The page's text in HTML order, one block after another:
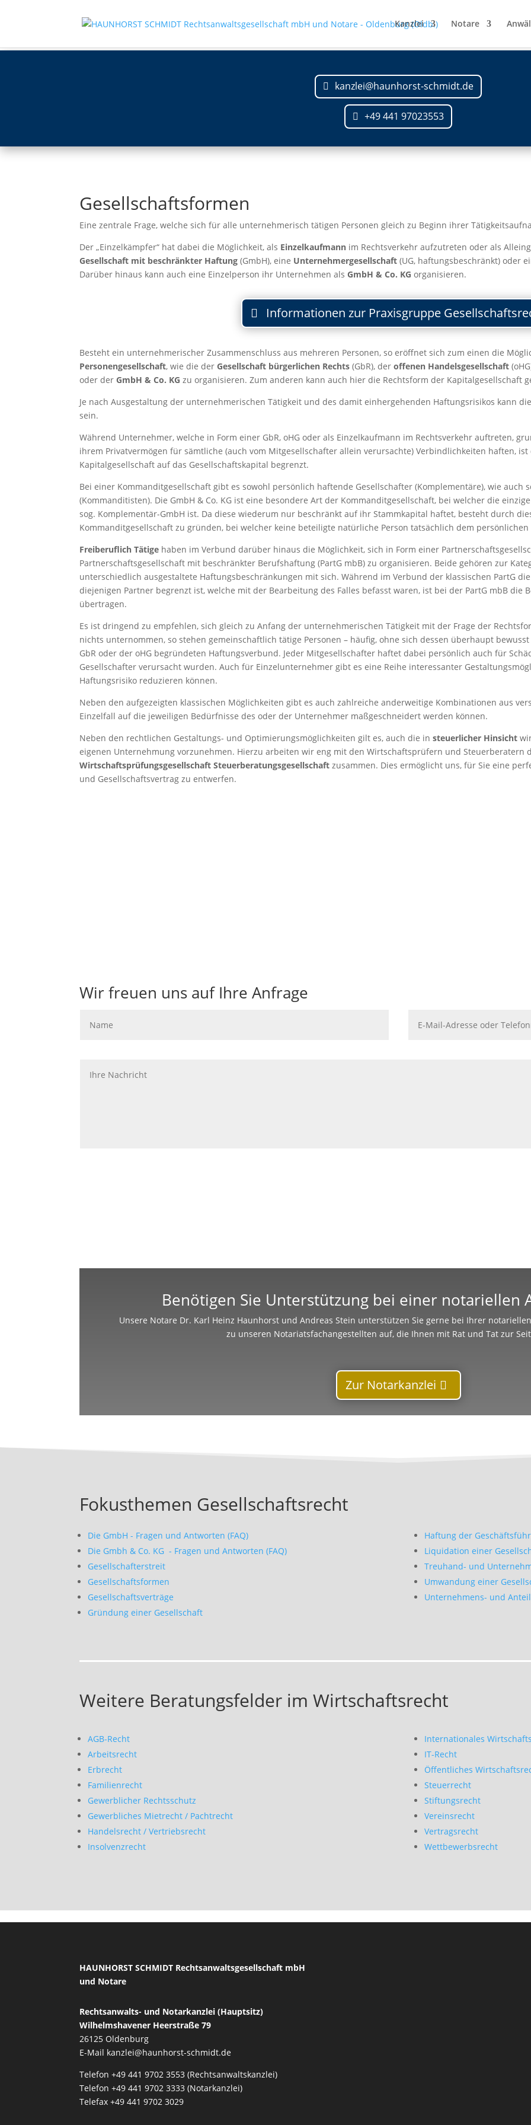
Kanzlei Notare
kanzlei@haunhorst-schmidt.de
+49 441 97023553
Gesellschaftsformen
Eine zentrale Frage, welche sich für alle unternehmerisch tätigen Personen gleich zu Beginn ihrer
Der „Einzelkämpfer“ hat dabei die Möglichkeit, als Einzelkaufmann im Rechtsverkehr aufzutreten oder als
Gesellschaft mit beschränkter Haftung(GmbH), eine Unternehmergesellschaft (UG, haftungsbeschränkt) oder
Darüber hinaus kann auch eine Einzelperson ihr Unternehmen alsGmbH & Co. KGorganisieren.
Informationen zur Praxisgruppe
Besteht ein unternehmerischer Zusammenschluss aus mehreren Personen, so eröffnet sich zum einen die
Personengesellschaft, wie die derGesellschaft bürgerlichen Rechts (GbR), deroffenen Handelsgesellschaft
oder derGmbH & Co. KG zu organisieren. Zum anderen kann auch hier die Rechtsform der Kapitalgesellschaft
Je nach Ausgestaltung der unternehmerischen Tätigkeit und des damit einhergehenden Haftungsrisikos kann
sein.
Während Unternehmer, welche in Form einer GbR, oHG oder als Einzelkaufmann im Rechtsverkehr auftreten,
ihrem Privatvermögen für sämtliche (auch vom Mitgesellschafter allein verursachte) Verbindlichkeiten haften, ist
Kapitalgesellschaft auf das Gesellschaftskapital begrenzt.
Bei einer Kommanditgesellschaft gibt es sowohl persönlich haftende Gesellschafter (Komplementäre), wie auch
(Kommanditisten). Die GmbH & Co. KG ist eine besondere Art der Kommanditgesellschaft, bei welcher die
sog. Komplementär-GmbH ist. Da diese wiederum nur beschränkt auf ihr Stammkapital haftet, besteht durch
Kommanditgesellschaft zu gründen, bei welcher keine beteiligte natürliche Person tatsächlich dem
Freiberuflich Tätige haben im Verbund darüber hinaus die Möglichkeit, sich in Form einer
Partnerschaftsgesellschaft mit beschränkter Berufshaftung (PartG mbB) zu organisieren. Beide gehören zur
unterschiedlich ausgestaltete Haftungsbeschränkungen mit sich. Während im Verbund der klassischen PartG
diejenigen Partner begrenzt ist, welche mit der Bearbeitung des Falles befasst waren, ist bei der PartG mbB die
übertragen.
Es ist dringend zu empfehlen, sich gleich zu Anfang der unternehmerischen Tätigkeit mit der Frage der
nichts unternommen, so stehen gemeinschaftlich tätige Personen – häufig, ohne sich dessen überhaupt
GbR oder der oHG begründeten Haftungsverbund. Jeder Mitgesellschafter haftet dabei persönlich auch für
Gesellschafter verursacht wurden. Auch für Einzelunternehmer gibt es eine Reihe interessanter
Haftungsrisiko reduzieren können.
Neben den aufgezeigten klassischen Möglichkeiten gibt es auch zahlreiche anderweitige Kombinationen aus
Einzelfall auf die jeweiligen Bedürfnisse des oder der Unternehmer maßgeschneidert werden können.
Neben den rechtlichen Gestaltungs- und Optimierungsmöglichkeiten gilt es, auch die insteuerlicher Hinsicht
eigenen Unternehmung vorzunehmen. Hierzu arbeiten wir eng mit den Wirtschaftsprüfern und Steuerberatern
Wirtschaftsprüfungsgesellschaft Steuerberatungsgesellschaft zusammen. Dies ermöglicht uns, für Sie eine
und Gesellschaftsvertrag zu entwerfen.
Wir freuen uns auf Ihre Anfrage
Benötigen Sie Unterstützung bei einer notariellen
Unsere Notare Dr. Karl Heinz Haunhorst und Andreas Stein unterstützen Sie gerne bei Ihrer
zu unseren Notariatsfachangestellten auf, die Ihnen mit Rat und Tat zur
Zur Notarkanzlei
Fokusthemen Gesellschaftsrecht
Die GmbH - Fragen und Antworten (FAQ)
Die Gmbh & Co. KG - Fragen und Antworten (FAQ)
Gesellschafterstreit
Gesellschaftsformen
Gesellschaftsverträge
Gründung einer Gesellschaft
Haftung der
Liquidation einer
Treuhand- und
Umwandung einer
Unternehmens- und
Weitere Beratungsfelder im Wirtschaftsrecht
AGB-Recht
Arbeitsrecht
Erbrecht
Familienrecht
Gewerblicher Rechtsschutz
Gewerbliches Mietrecht / Pachtrecht
Handelsrecht / Vertriebsrecht
Insolvenzrecht
Internationales
IT-Recht
Öffentliches
Steuerrecht
Stiftungsrecht
Vereinsrecht
Vertragsrecht
Wettbewerbsrecht
HAUNHORST SCHMIDT Rechtsanwaltsgesellschaft mbH
und Notare
Rechtsanwalts- und Notarkanzlei (Hauptsitz)
Wilhelmshavener Heerstraße 79
26125 Oldenburg
E-Mail kanzlei@haunhorst-schmidt.de
Telefon +49 441 9702 3553 (Rechtsanwaltskanzlei)
Telefon +49 441 9702 3333 (Notarkanzlei)
Telefax +49 441 9702 3029